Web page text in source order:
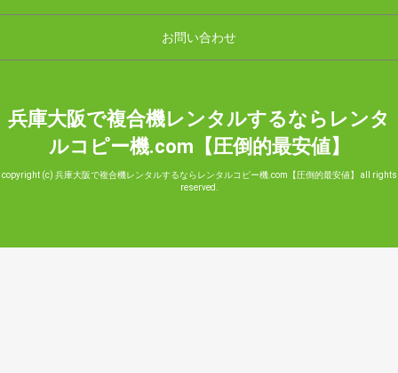
お問い合わせ
兵庫大阪で複合機レンタルするならレンタ
ルコピー機.com【圧倒的最安値】
copyright (c) 兵庫大阪で複合機レンタルするならレンタルコピー機.com【圧倒的最安値】 all rights
reserved.